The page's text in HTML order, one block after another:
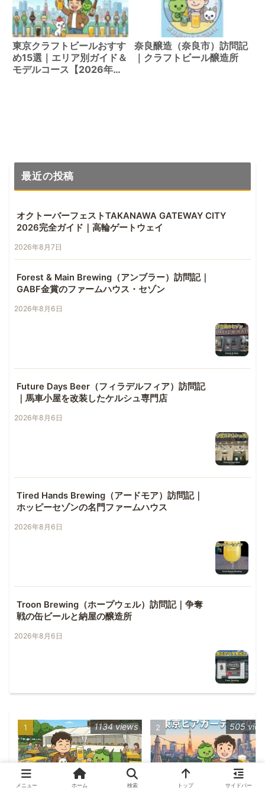
東京クラフトビールおすす
め15選｜エリア別ガイド＆
モデルコース【2026年
奈良醸造（奈良市）訪問記
｜クラフトビール醸造所
最近の投稿
オクトーバーフェストTAKANAWA GATEWAY CITY
2026完全ガイド｜高輪ゲートウェイ
2026年8月7日
Forest & Main Brewing（アンブラー）訪問記｜
GABF金賞のファームハウス・セゾン
2026年8月6日
Future Days Beer（フィラデルフィア）訪問記
｜馬車小屋を改装したケルシュ専門店
2026年8月6日
Tired Hands Brewing（アードモア）訪問記｜
ホッピーセゾンの名門ファームハウス
2026年8月6日
Troon Brewing（ホープウェル）訪問記｜争奪
戦の缶ビールと納屋の醸造所
2026年8月6日
1134 views 505
メニュー ホーム 検索 トップ サイドバー